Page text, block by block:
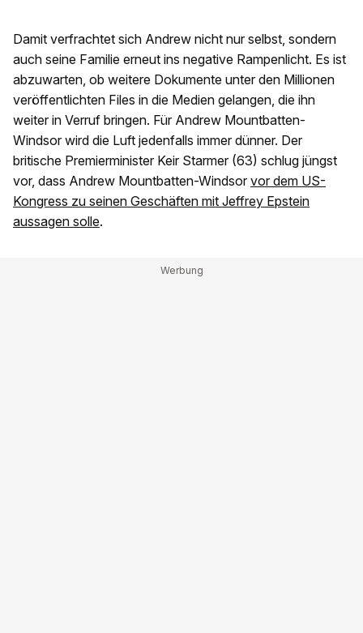
Damit verfrachtet sich Andrew nicht nur selbst, sondern
auch seine Familie erneut ins negative Rampenlicht. Es ist
abzuwarten, ob weitere Dokumente unter den Millionen
veröffentlichten Files in die Medien gelangen, die ihn
weiter in Verruf bringen. Für Andrew Mountbatten-
Windsor wird die Luft jedenfalls immer dünner. Der
britische Premierminister Keir Starmer (63) schlug jüngst
vor, dass Andrew Mountbatten-Windsor vor dem US-
Kongress zu seinen Geschäften mit Jeffrey Epstein
aussagen solle.